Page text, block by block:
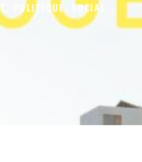
POLITIQUE, SOCIAL